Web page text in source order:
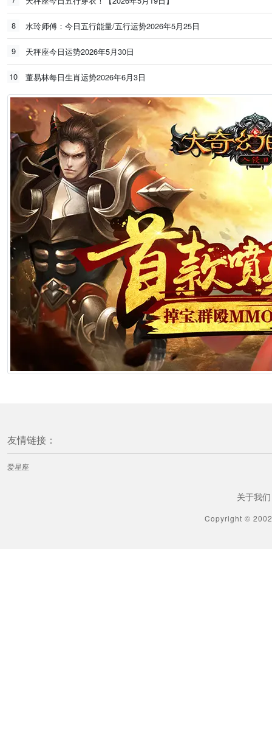
8 水玲师傅：今日五行能量/五行运势2026年5月25日
9 天秤座今日运势2026年5月30日
10 董易林每日生肖运势2026年6月3日
友情链接：
爱星座
关于我们
Copyright ©